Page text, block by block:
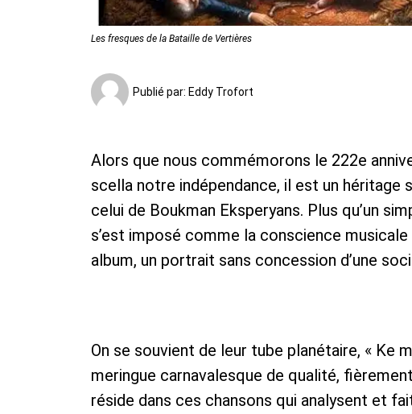
Les fresques de la Bataille de Vertières
Publié par: Eddy Trofort
Alors que nous commémorons le 222e
scella notre indépendance, il est un héritage
celui de Boukman Eksperyans. Plus qu’un
s’est imposé comme la conscience
album, un portrait sans concession d’une
On se souvient de leur tube planétaire, « Ke
meringue carnavalesque de qualité,
réside dans ces chansons qui analysent et